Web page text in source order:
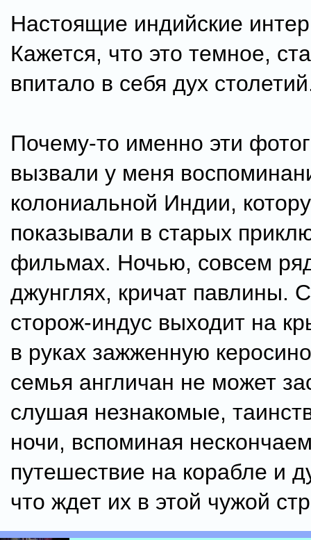
Настоящие индийские
Кажется, что это темное,
впитало в себя дух
Почему-то именно эти
вызвали у меня
колониальной Индии,
показывали в старых
фильмах. Ночью, совсем
джунглях, кричат павлины.
сторож-индус выходит на
в руках зажженную
семья англичан не может
слушая незнакомые,
ночи, вспоминая
путешествие на корабле и
что ждет их в этой чужой